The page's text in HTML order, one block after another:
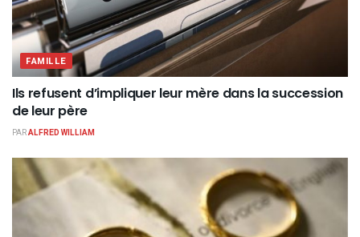
FAMILLE
Ils refusent d’impliquer leur mère dans la succession
de leur père
PARALFRED WILLIAM